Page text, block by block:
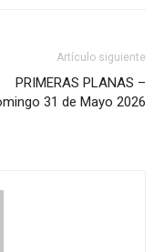
Artículo siguiente
PRIMERAS PLANAS –
31 de Mayo 2026